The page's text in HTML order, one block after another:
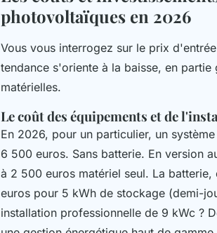
photovoltaïques en 2026
Vous vous interrogez sur le prix
tendance s'oriente à la baisse, en
matérielles.
Le coût des équipements et de
En 2026, pour un particulier, un
6 500 euros. Sans batterie. En version
à 2 500 euros matériel seul. La
euros pour 5 kWh de stockage (demi-
installation professionnelle de 9 kWc ?